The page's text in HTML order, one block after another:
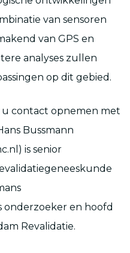
van sensoren
van GPS en
analyses zullen
op dit gebied.
contact opnemen met
Bussmann
is senior
onderzoeker en hoofd
Revalidatie.